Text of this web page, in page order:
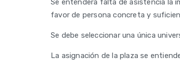
Se entenderá falta de asistencia la
favor de persona concreta y
Se debe seleccionar una única
La asignación de la plaza se